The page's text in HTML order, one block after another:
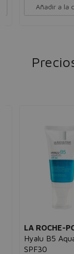
Añadir a la
LA ROCHE-
Hyalu B5
SPF30